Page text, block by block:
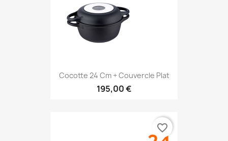
Cocotte 24 Cm + Couvercle Plat
195,00 €
favorite_border